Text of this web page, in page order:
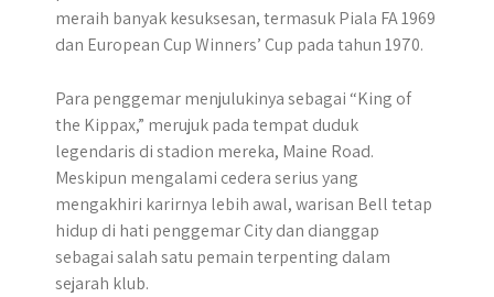
meraih banyak kesuksesan, termasuk Piala FA 1969
dan European Cup Winners’ Cup pada tahun 1970.
Para penggemar menjulukinya sebagai “King of
the Kippax,” merujuk pada tempat duduk
legendaris di stadion mereka, Maine Road.
Meskipun mengalami cedera serius yang
mengakhiri karirnya lebih awal, warisan Bell tetap
hidup di hati penggemar City dan dianggap
sebagai salah satu pemain terpenting dalam
sejarah klub.